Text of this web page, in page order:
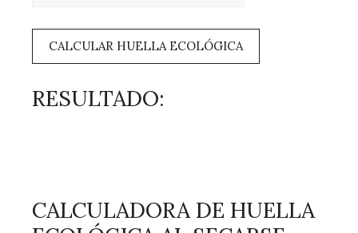
CALCULAR HUELLA ECOLÓGICA
RESULTADO:
CALCULADORA DE HUELLA